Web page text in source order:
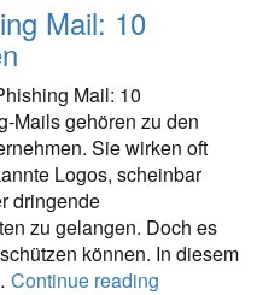
Mail: 10
Mail: 10
Mails gehören zu den
Sie wirken oft
Logos, scheinbar
dringende
zu gelangen. Doch es
können. In diesem
Continue reading